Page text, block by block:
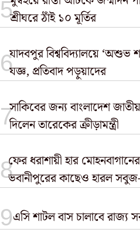
শ্রীঘরে ঠাঁই ১০ মূর্তির
যাদবপুর বিশ্ববিদ্যালয়ে ‘অশুভ
যজ্ঞ, প্রতিবাদ পড়ুয়াদের
সাকিবের জন্য বাংলাদেশ
দিলেন তারেকের ক্রীড়ামন্ত্রী
ফের ধরাশায়ী হার
ভবানীপুরের কাছেও হারল
এসি শাটল বাস চালাবে রাজ্য